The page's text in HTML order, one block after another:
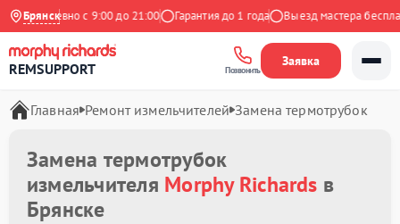
Брянск
Ежедневно с 9:00 до 21:00 Гарантия до 1 года Выезд мастера
REMSUPPORT Позвонить
Заявка
Главная Ремонт измельчителей Замена термотрубок
Замена термотрубок
измельчителя Morphy Richards в
Брянске